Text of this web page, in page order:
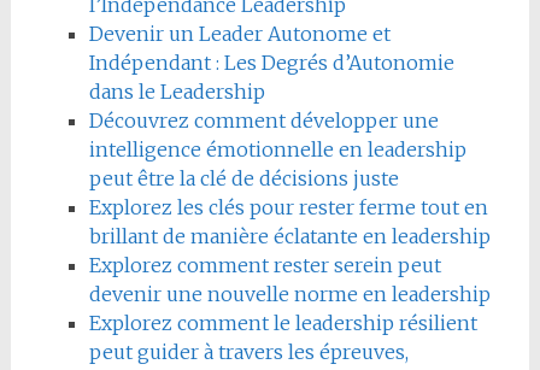
l’Indépendance Leadership
Devenir un Leader Autonome et
Indépendant : Les Degrés d’Autonomie
dans le Leadership
Découvrez comment développer une
intelligence émotionnelle en leadership
peut être la clé de décisions juste
Explorez les clés pour rester ferme tout en
brillant de manière éclatante en leadership
Explorez comment rester serein peut
devenir une nouvelle norme en leadership
Explorez comment le leadership résilient
peut guider à travers les épreuves,